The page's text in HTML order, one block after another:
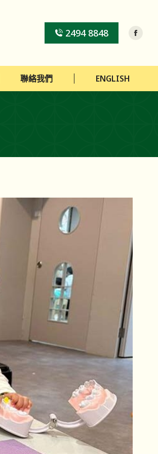
2494 8848
聯絡我們 ENGLISH